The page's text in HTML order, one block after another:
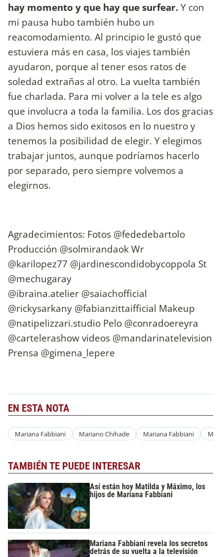
hay momento y que hay que surfear.Y con
mi pausa hubo también hubo un
reacomodamiento. Al principio le gustó que
estuviera más en casa, los viajes también
ayudaron, porque al tener esos ratos de
soledad extrañas al otro. La vuelta también
fue charlada. Para mi volver a la tele es algo
que involucra a toda la familia. Los dos gracias
a Dios hemos sido exitosos en lo nuestro y
tenemos la posibilidad de elegir. Y elegimos
trabajar juntos, aunque podríamos hacerlo
por separado, pero siempre volvemos a
elegirnos.
Agradecimientos: Fotos @fededebartolo
Producción @solmirandaok Wr
@karilopez77 @jardinescondidobycoppola St
@mechugaray
@ibraina.atelier @saiachofficial
@rickysarkany @fabianzittaifficial Makeup
@natipelizzari.studio Pelo @conradoereyra
@cartelerashow videos @mandarinatelevision
Prensa @gimena_lepere
EN ESTA NOTA
Mariana Fabbiani Mariano Chihade Mariana Fabbiani
TAMBIÉN TE PUEDE INTERESAR
Así están hoy Matilda y Máximo, los
hijos de Mariana Fabbiani
Mariana Fabbiani revela los secretos
detrás de su vuelta a la televisión